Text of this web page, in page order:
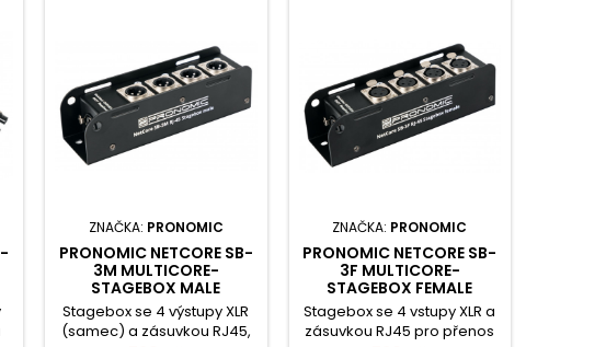
ZNAČKA: PRONOMIC
PRONOMIC NETCORE SB-
3M MULTICORE-
STAGEBOX MALE
Stagebox se 4 výstupy XLR
(samec) a zásuvkou RJ45,
ZNAČKA: PRONOMIC
PRONOMIC NETCORE SB-
3F MULTICORE-
STAGEBOX FEMALE
Stagebox se 4 vstupy XLR a
zásuvkou RJ45 pro přenos